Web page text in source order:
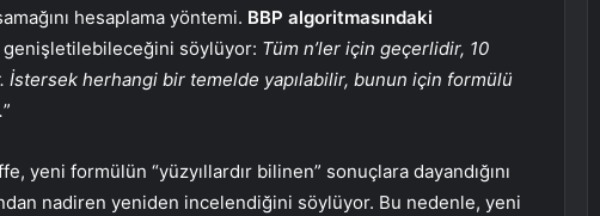
hesaplama yöntemi. BBP algoritmasındaki
söylüyor: Tüm n’ler için geçerlidir, 10
İstersek herhangi bir temelde yapılabilir, bunun için formülü
”
yeni formülün “yüzyıllardır bilinen” sonuçlara dayandığını
nadiren yeniden incelendiğini söylüyor. Bu nedenle, yeni